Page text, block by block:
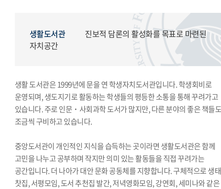
국제학생회
생활도서관
학생복지위원회
영상사업단
한국외대통역협회
한국외대119학군단
생활도서관
진보적 담론의 활성화를 목표로 마련된
자치공간
생활 도서관은 1999년에 문을 연 학생자치도서관입니다. 학생회비로
운영되며, 생도지기로 활동하는 학생들의 평등한 소통을 통해 꾸려가고
있습니다. 주로 인문˙사회과학 도서가 많지만, 다른 분야의 좋은 책들
조금씩 구비하고 있습니다.
중앙도서관이 개인적인 지식을 습득하는 곳이라면 생활도서관은 함께
고민을 나누고 공부하며 작지만 의미 있는 활동들을 직접 꾸려가는
공간입니다. 더 나아가 대안 문화 공동체를 지향합니다. 구체적으로 생태
찻집, 서평모임, 도서 추천집 발간, 저녁영화모임, 강연회, 세미나와 같은